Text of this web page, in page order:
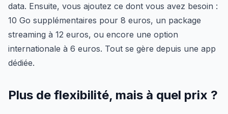
data. Ensuite, vous ajoutez ce dont vous avez besoin :
10 Go supplémentaires pour 8 euros, un package
streaming à 12 euros, ou encore une option
internationale à 6 euros. Tout se gère depuis une app
dédiée.
Plus de flexibilité, mais à quel prix ?